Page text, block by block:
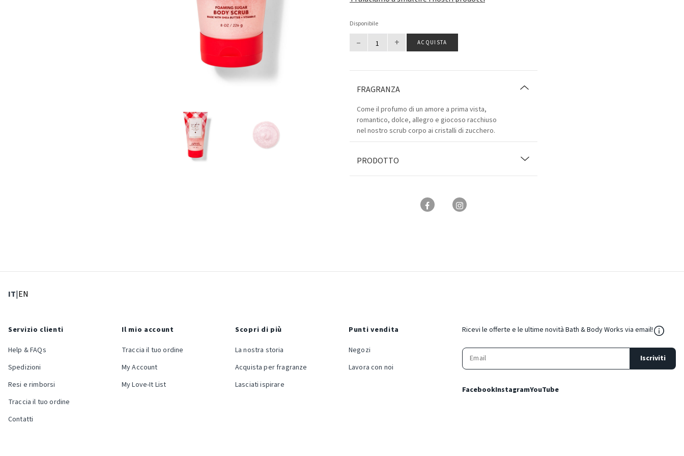
Disponibile
– + ACQUISTA
FRAGRANZA
Come il profumo di un amore a prima vista,
romantico, dolce, allegro e giocoso racchiuso
nel nostro scrub corpo ai cristalli di zucchero.
PRODOTTO
IT: Lingua corrente
|EN
Servizio clienti
Help & FAQs
Spedizioni
Resi e rimborsi
Traccia il tuo ordine
Contatti
Il mio account
Traccia il tuo ordine
My Account
My Love-It List
Scopri di più
La nostra storia
Acquista per fragranze
Lasciati ispirare
Punti vendita
Negozi
Lavora con noi
Ricevi le offerte e le ultime novità Bath & Body Works via email!
Iscriviti
FacebookInstagramYouTube